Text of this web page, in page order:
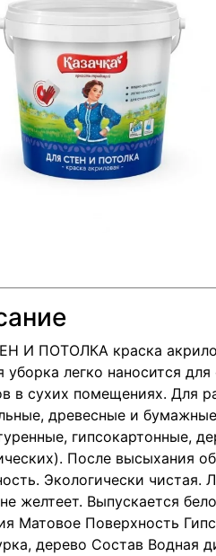
И ПОТОЛКА краска
уборка легко наносится
в сухих помещениях. Для
древесные и
гипсокартонные,
После высыхания
Экологически чистая.
желтеет. Выпускается
Матовое Поверхность
дерево Состав Водная